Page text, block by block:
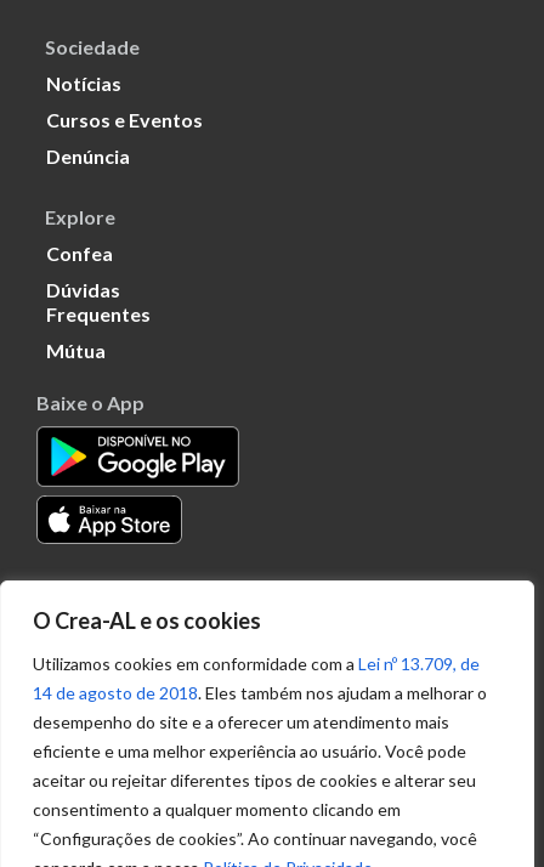
O Crea-AL e os cookies
Utilizamos cookies em conformidade com a Lei nº 13.709, de
14 de agosto de 2018. Eles também nos ajudam a melhorar o
desempenho do site e a oferecer um atendimento mais
eficiente e uma melhor experiência ao usuário. Você pode
aceitar ou rejeitar diferentes tipos de cookies e alterar seu
consentimento a qualquer momento clicando em
“Configurações de cookies”. Ao continuar navegando, você
Sociedade
Notícias
Cursos e Eventos
Denúncia
Explore
Confea
Dúvidas
Frequentes
Mútua
Baixe o App
Transparência
Portal
Acesso à
Informação
Política de
Privacidade de
Ouvidoria